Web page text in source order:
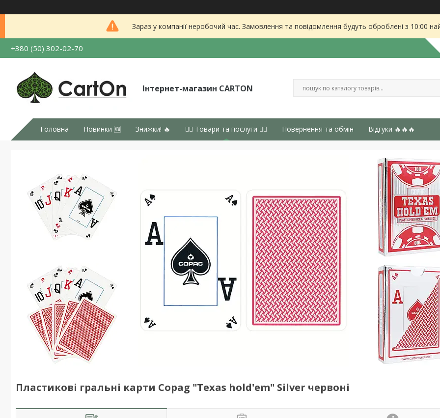
Зараз у компанії неробочий час. Замовлення та повідомлення будуть оброблені з 10:00
+380 (50) 302-02-70
Інтернет-магазин CARTON
Головна Новинки 🆕 Знижки! 🔥 👉🏻 Товари та послуги 👈🏻 Повернення та обмін Відгуки 🔥🔥🔥
Пластикові гральні карти Copag "Texas hold'em" Silver червоні